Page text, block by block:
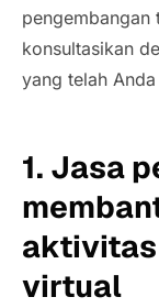
pengembangan
konsultasikan
yang telah
1. Jasa
aktivitas
virtual